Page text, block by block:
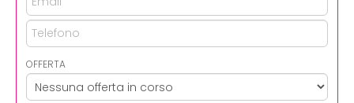
OFFERTA